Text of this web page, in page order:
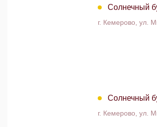
Солнечный
г. Кемерово, ул.
Солнечный
г. Кемерово, ул.